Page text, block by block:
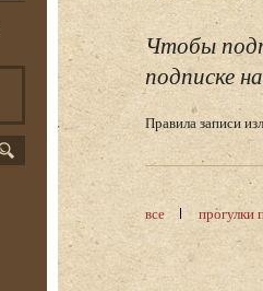
Чтобы
подписке
Правила записи
все прогулки